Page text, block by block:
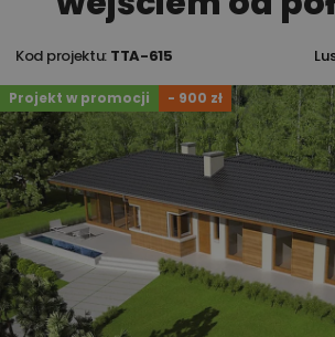
Kod projektu: TTA-615
Projekt w promocji - 900 zł